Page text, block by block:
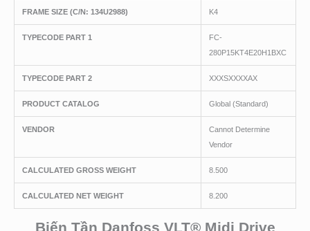
FRAME SIZE (C/N: 134U2988) K4
TYPECODE PART 1
FC-
280P15KT4E20H1BXC
TYPECODE PART 2 XXXSXXXXAX
PRODUCT CATALOG Global (Standard)
VENDOR
Cannot Determine
Vendor
CALCULATED GROSS WEIGHT 8.500
CALCULATED NET WEIGHT 8.200
Biến Tần Danfoss VLT® Midi Drive